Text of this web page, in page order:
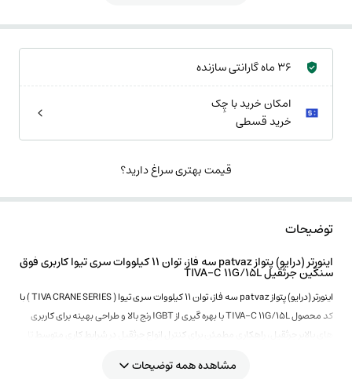
36 ماه گارانتی سازنده
امکان خرید با چِک
خرید قسطی
قیمت بهتری سراغ دارید؟
توضیحات
اینورتر (درایو) پتواز patvaz سه فاز، توان 11 کیلووات سری تیوا کاربری فوق
سنگین جرثقیل TIVA-C 11G/15L
اینورتر (درایو) پتواز patvaz سه فاز، توان 11 کیلووات سری تیوا ( TIVA CRANE SERIES ) با
کد محصول TIVA-C 11G/15L با بهره گیری از IGBT رنج بالا و طراحی بهینه برای کاربری
های بالابر جرثقیل، راهکاری مطمئن برای کنترل انواع جرثقیل در شرایط کاری متوسط تا
اینورتر 11 کیلووات سری تیوا پتواز استفاده از کنترل برداری ولتاژ و جریان دقت بالایی در
مشاهده همه توضیحات